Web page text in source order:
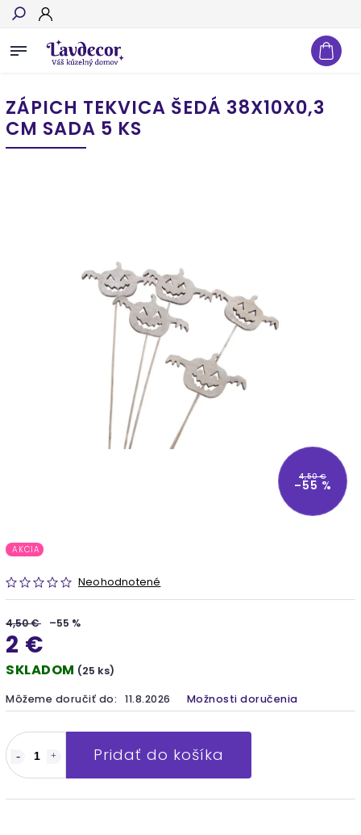
Hľadať
ZÁPICH TEKVICA ŠEDÁ 38X10X0,3
CM SADA 5 KS
4,50 €
–55 %
AKCIA
Neohodnotené
4,50 € –55 %
2 €
SKLADOM (25 ks)
Môžeme doručiť do: 11.8.2026 Možnosti doručenia
Pridať do košíka